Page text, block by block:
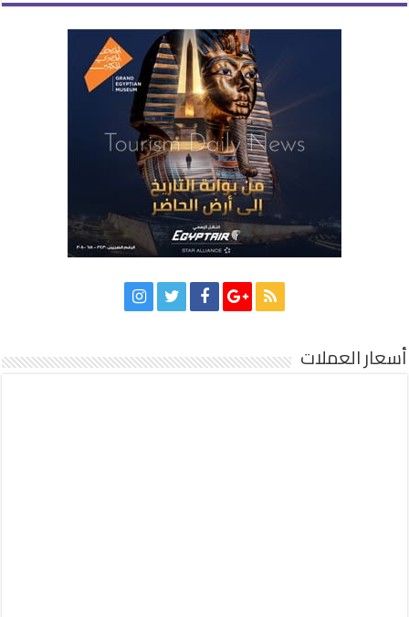
أسعار العملات